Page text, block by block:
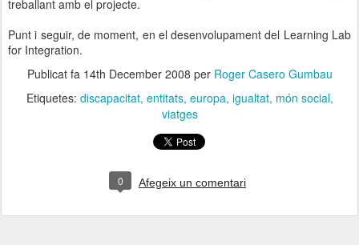
treballant amb el projecte.
Punt i seguir, de moment, en el desenvolupament del Learning Lab
for Integration.
Publicat fa 14th December 2008 per Roger Casero Gumbau
Etiquetes: discapacitat entitats europa igualtat món social
viatges
0 Afegeix un comentari